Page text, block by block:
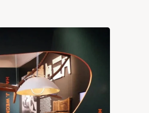
の時短に
くぼみの正体と、Pコ
ン穴（セパ穴）を使
ったフックのご紹